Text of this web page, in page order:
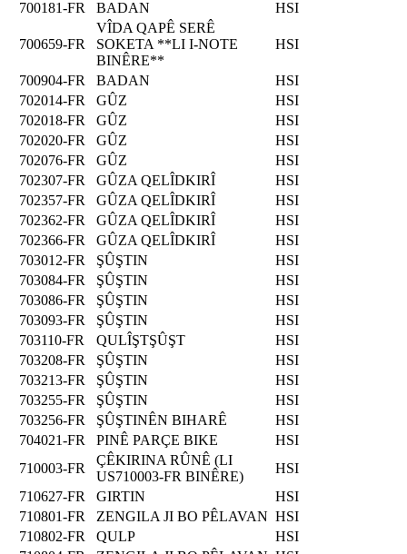
700181-FR
BADAN HSI
700659-FR
VÎDA QAPÊ SERÊ
SOKETA **LI I-NOTE
BINÊRE**
HSI
700904-FR BADAN
HSI
702014-FR
GÛZ
HSI
702018-FR
GÛZ
HSI
702020-FR
GÛZ
HSI
702076-FR
GÛZ
HSI
702307-FR
GÛZA QELÎDKIRÎ
HSI
702357-FR
GÛZA QELÎDKIRÎ
HSI
702362-FR
GÛZA QELÎDKIRÎ
HSI
702366-FR
GÛZA QELÎDKIRÎ
HSI
703012-FR
ŞÛŞTIN
HSI
703084-FR
ŞÛŞTIN
HSI
703086-FR
ŞÛŞTIN
HSI
703093-FR
ŞÛŞTIN
HSI
703110-FR
QULÎŞTŞÛŞT
HSI
703208-FR
ŞÛŞTIN
HSI
703213-FR
ŞÛŞTIN
HSI
703255-FR
ŞÛŞTIN
HSI
703256-FR
ŞÛŞTINÊN BIHARÊ
HSI
704021-FR
PINÊ PARÇE BIKE
HSI
710003-FR
ÇÊKIRINA RÛNÊ (LI
US710003-FR BINÊRE)
HSI
710627-FR
GIRTIN
HSI
710801-FR
ZENGILA JI BO PÊLAVAN HSI
710802-FR
QULP
HSI